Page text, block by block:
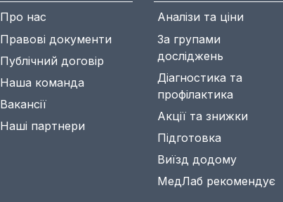
Про нас
Правові документи
Публічний договір
Наша команда
Вакансії
Наші партнери
Аналізи та ціни
За групами
досліджень
Діагностика та
профілактика
Акції та знижки
Підготовка
Виїзд додому
МедЛаб рекомендує